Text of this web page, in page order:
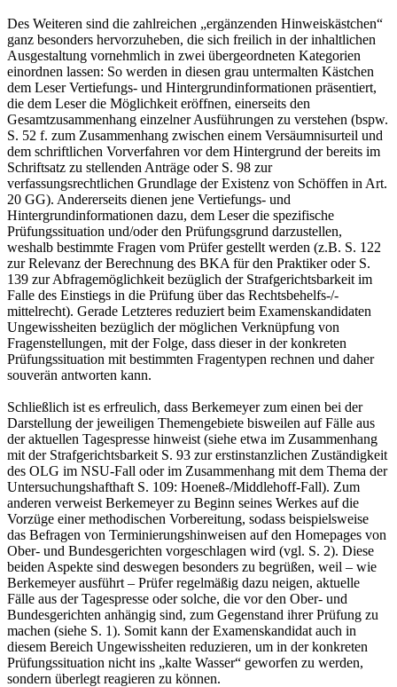
Des Weiteren sind die zahlreichen „ergänzenden Hinweiskästchen“
ganz besonders hervorzuheben, die sich freilich in der inhaltlichen
Ausgestaltung vornehmlich in zwei übergeordneten Kategorien
einordnen lassen: So werden in diesen grau untermalten Kästchen
dem Leser Vertiefungs- und Hintergrundinformationen präsentiert,
die dem Leser die Möglichkeit eröffnen, einerseits den
Gesamtzusammenhang einzelner Ausführungen zu verstehen (bspw.
S. 52 f. zum Zusammenhang zwischen einem Versäumnisurteil und
dem schriftlichen Vorverfahren vor dem Hintergrund der bereits im
Schriftsatz zu stellenden Anträge oder S. 98 zur
verfassungsrechtlichen Grundlage der Existenz von Schöffen in Art.
20 GG). Andererseits dienen jene Vertiefungs- und
Hintergrundinformationen dazu, dem Leser die spezifische
Prüfungssituation und/oder den Prüfungsgrund darzustellen,
weshalb bestimmte Fragen vom Prüfer gestellt werden (z.B. S. 122
zur Relevanz der Berechnung des BKA für den Praktiker oder S.
139 zur Abfragemöglichkeit bezüglich der Strafgerichtsbarkeit im
Falle des Einstiegs in die Prüfung über das Rechtsbehelfs-/-
mittelrecht). Gerade Letzteres reduziert beim Examenskandidaten
Ungewissheiten bezüglich der möglichen Verknüpfung von
Fragenstellungen, mit der Folge, dass dieser in der konkreten
Prüfungssituation mit bestimmten Fragentypen rechnen und daher
souverän antworten kann.
Schließlich ist es erfreulich, dass Berkemeyer zum einen bei der
Darstellung der jeweiligen Themengebiete bisweilen auf Fälle aus
der aktuellen Tagespresse hinweist (siehe etwa im Zusammenhang
mit der Strafgerichtsbarkeit S. 93 zur erstinstanzlichen Zuständigkeit
des OLG im NSU-Fall oder im Zusammenhang mit dem Thema der
Untersuchungshafthaft S. 109: Hoeneß-/Middlehoff-Fall). Zum
anderen verweist Berkemeyer zu Beginn seines Werkes auf die
Vorzüge einer methodischen Vorbereitung, sodass beispielsweise
das Befragen von Terminierungshinweisen auf den Homepages von
Ober- und Bundesgerichten vorgeschlagen wird (vgl. S. 2). Diese
beiden Aspekte sind deswegen besonders zu begrüßen, weil – wie
Berkemeyer ausführt – Prüfer regelmäßig dazu neigen, aktuelle
Fälle aus der Tagespresse oder solche, die vor den Ober- und
Bundesgerichten anhängig sind, zum Gegenstand ihrer Prüfung zu
machen (siehe S. 1). Somit kann der Examenskandidat auch in
diesem Bereich Ungewissheiten reduzieren, um in der konkreten
Prüfungssituation nicht ins „kalte Wasser“ geworfen zu werden,
sondern überlegt reagieren zu können.